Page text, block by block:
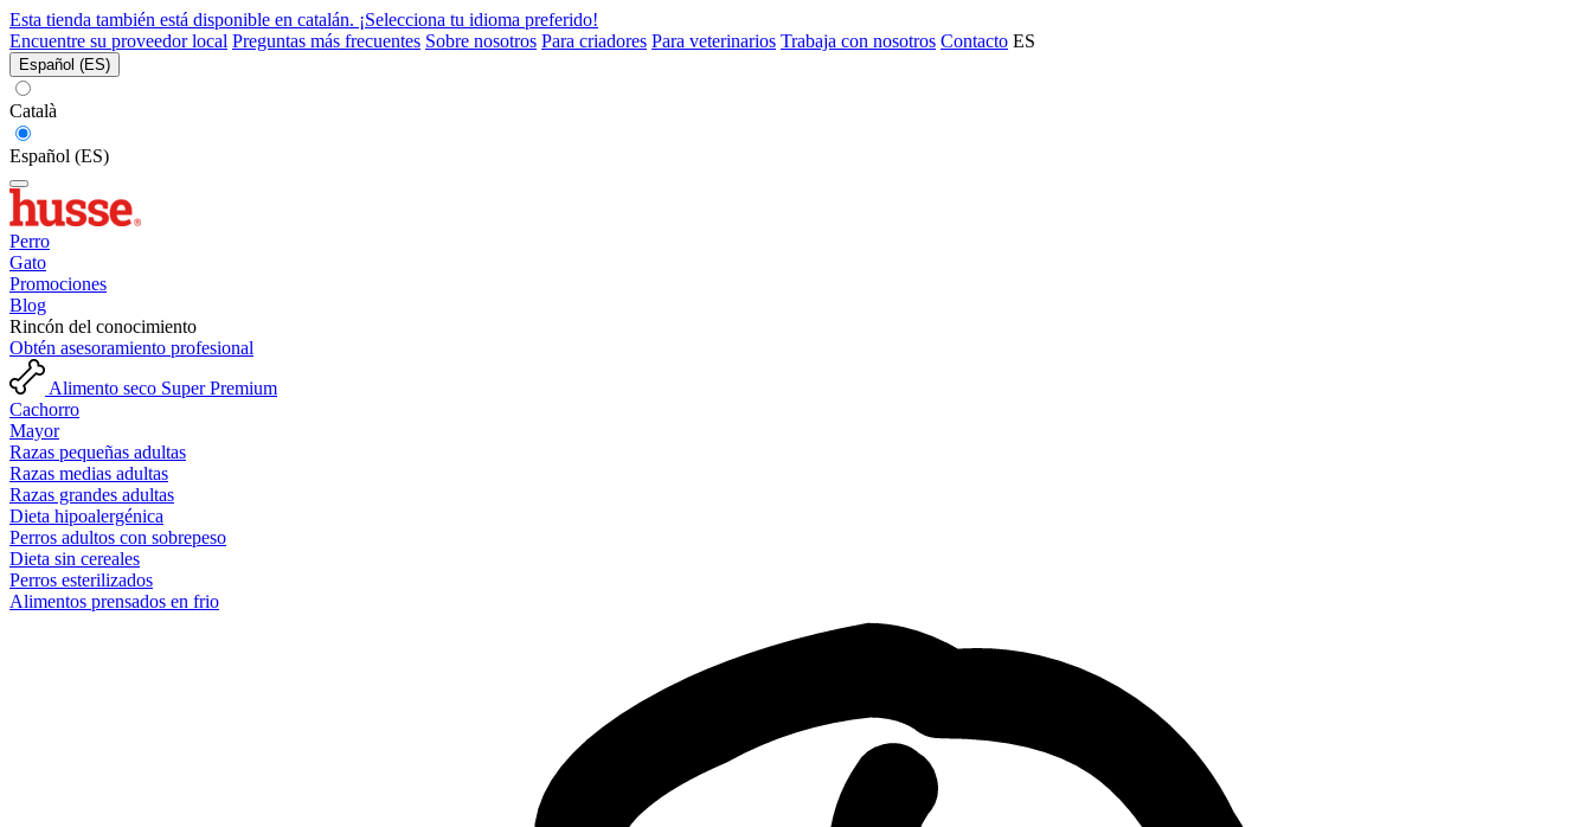
Esta tienda también está disponible en catalán. ¡Selecciona tu idioma preferido!
Encuentre su proveedor local Preguntas más frecuentes Sobre nosotros Para criadores Para veterinarios Trabaja con nosotros Contacto ES
Español (ES)
Català
Español (ES)
Perro
Gato
Promociones
Blog
Rincón del conocimiento
Obtén asesoramiento profesional
Alimento seco Super Premium
Cachorro
Mayor
Razas pequeñas adultas
Razas medias adultas
Razas grandes adultas
Dieta hipoalergénica
Perros adultos con sobrepeso
Dieta sin cereales
Perros esterilizados
Alimentos prensados en frio